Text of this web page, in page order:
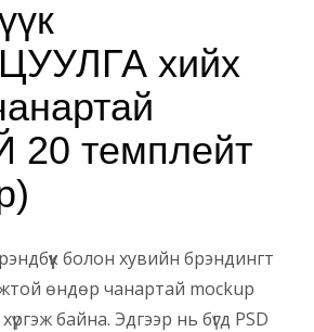
хийх
20 темплейт
болон хувийн брэндингт
өндөр чанартай mockup
байна. Эдгээр нь бүгд PSD